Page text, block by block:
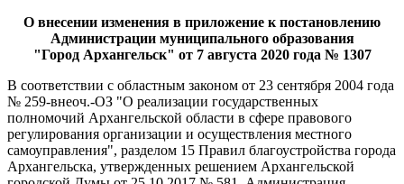
О внесении изменения в приложение к постановлению
Администрации муниципального образования
"Город Архангельск" от 7 августа 2020 года № 1307
В соответствии с областным законом от 23 сентября 2004 года
№ 259-внеоч.-ОЗ "О реализации государственных
полномочий Архангельской области в сфере правового
регулирования организации и осуществления местного
самоуправления", разделом 15 Правил благоустройства города
Архангельска, утвержденных решением Архангельской